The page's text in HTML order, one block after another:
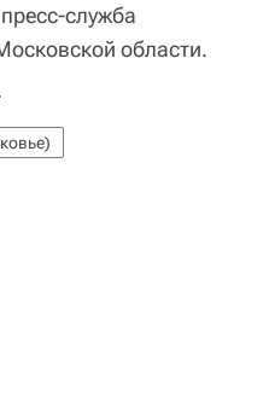
служба
области.